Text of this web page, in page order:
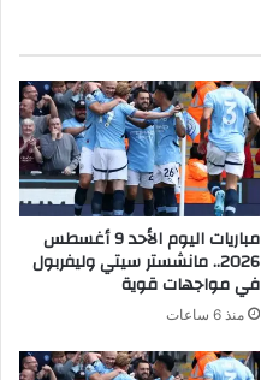
مباريات اليوم الأحد 9 أغسطس
2026.. مانشستر سيتي وليفربول
في مواجهات قوية
منذ 6 ساعات